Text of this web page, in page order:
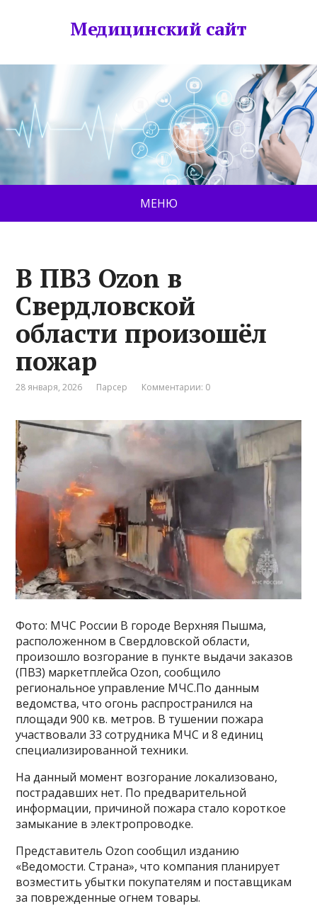
Медицинский сайт
МЕНЮ
В ПВЗ Ozon в
Свердловской
области произошёл
пожар
28 января, 2026 Парсер Комментарии: 0
Фото: МЧС России В городе Верхняя Пышма,
расположенном в Свердловской области,
произошло возгорание в пункте выдачи заказов
(ПВЗ) маркетплейса Ozon, сообщило
региональное управление МЧС.По данным
ведомства, что огонь распространился на
площади 900 кв. метров. В тушении пожара
участвовали 33 сотрудника МЧС и 8 единиц
специализированной техники.
На данный момент возгорание локализовано,
пострадавших нет. По предварительной
информации, причиной пожара стало короткое
замыкание в электропроводке.
Представитель Ozon сообщил изданию
«Ведомости. Страна», что компания планирует
возместить убытки покупателям и поставщикам
за поврежденные огнем товары.